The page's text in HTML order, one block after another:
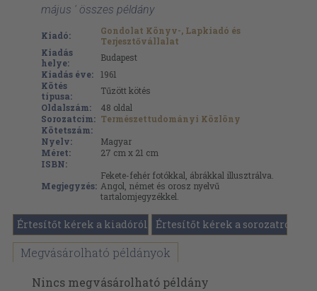
május ' összes példány
Kiadó:
Gondolat Könyv-, Lapkiadó és
Terjesztővállalat
Kiadás
helye:
Budapest
Kiadás éve:
1961
Kötés
típusa:
Tűzött kötés
Oldalszám:
48 oldal
Sorozatcím: Természettudományi Közlöny
Kötetszám:
Nyelv:
Magyar
Méret:
27 cm x 21 cm
ISBN:
Megjegyzés:
Fekete-fehér fotókkal, ábrákkal illusztrálva.
Angol, német és orosz nyelvű
tartalomjegyzékkel.
Értesítőt kérek a kiadóról Értesítőt kérek a sorozatról
Megvásárolható példányok
Nincs megvásárolható példány